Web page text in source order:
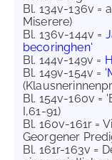
Bl. 134v-136v =
Miserere)
Bl. 136v-144v =
becoringhen'
Bl. 144v-149v =
Bl. 149v-154v =
Bl. 154v-160v =
I,61-91)
Bl. 160v-161r =
Georgener
Bl. 161r-163v =